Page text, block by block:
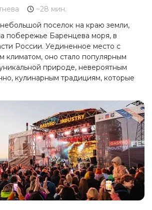
~28 мин.
поселок на краю земли,
побережье Баренцева моря, в
России. Уединенное место с
климатом, оно стало популярным
природе, невероятным
кулинарным традициям, которые
Арктики.